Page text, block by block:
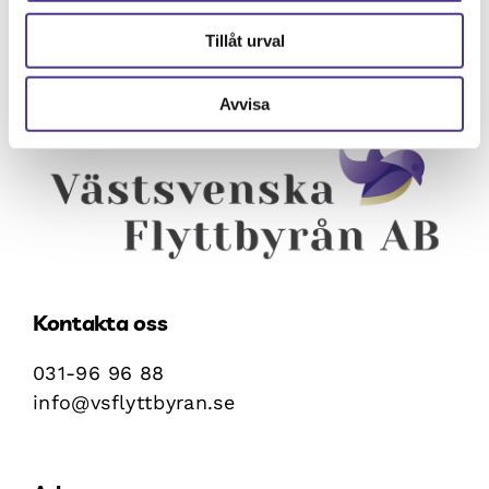
Tillåt urval
Avvisa
Kontakta oss
031-96 96 88
info@vsflyttbyran.se